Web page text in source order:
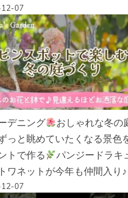
07
デニング
おしゃれな冬の
っと眺めていたくなる景色
トで作る
パンジードラキ
ワネットが今年も仲間入り♪
07